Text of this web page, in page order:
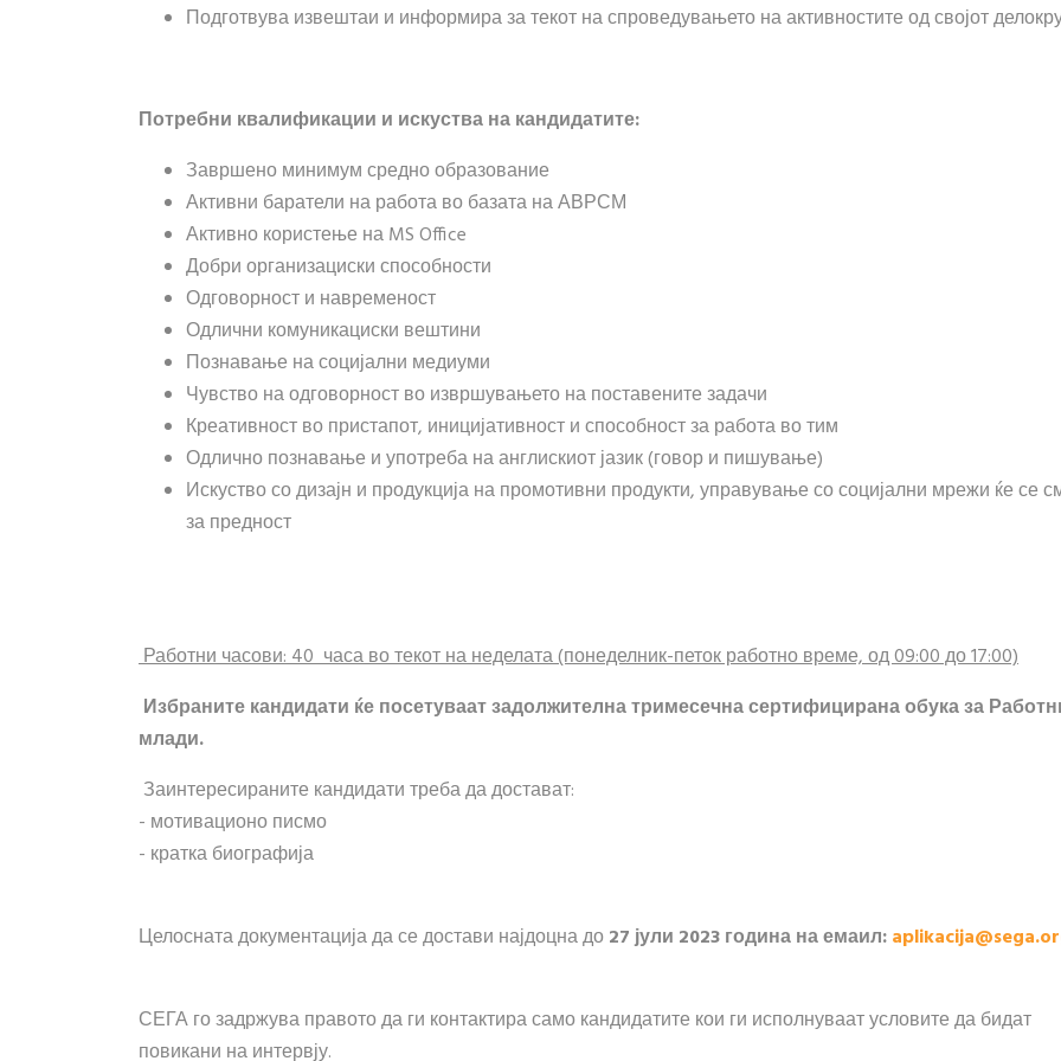
Подготвува извештаи и информира за текот на спроведувањето на активностите од својот
Потребни квалификации и искуствана кандидатите:
Завршено минимум средно образование
Активни баратели на работа во базата на АВРСМ
Активно користење на MS Office
Добри организациски способности
Одговорност и навременост
Одлични комуникациски вештини
Познавање на социјални медиуми
Чувство на одговорност во извршувањето на поставените задачи
Креативност во пристапот, иницијативност и способност за работа во тим
Одлично познавање и употреба на англискиот јазик (говор и пишување)
Искуство со дизајн и продукција на промотивни продукти, управување со социјални мрежи ќе се
за предност
Работни часови: 40 часа во текот на неделата (понеделник-петок работно време, од 09:00 до 17:00)
Избраните кандидати ќе посетуваат задолжителна тримесечна сертифицирана обука за
млади.
Заинтересираните кандидати треба да достават:
- мотивационо писмо
- кратка биографија
Целосната документација да се достави најдоцна до27 јули 2023година на емаил:
СЕГА го задржува правото да ги контактира само кандидатите кои ги исполнуваат условите да бидат
повикани на интервју.